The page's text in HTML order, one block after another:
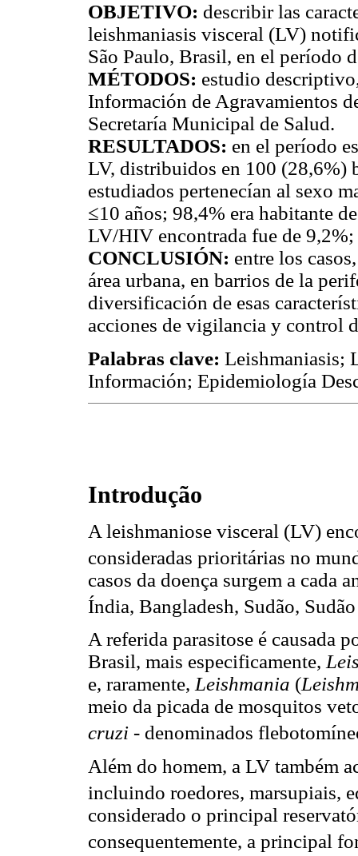
OBJETIVO: describir las
leishmaniasis visceral (LV)
São Paulo, Brasil, en el período
MÉTODOS: estudio
Información de Agravamientos
Secretaría Municipal de Salud.
RESULTADOS: en el período
LV, distribuidos en 100 (28,6%)
estudiados pertenecían al sexo
≤10 años; 98,4% era habitante
LV/HIV encontrada fue de
CONCLUSIÓN: entre los
área urbana, en barrios de la
diversificación de esas
acciones de vigilancia y control
Palabras clave: Leishmaniasis;
Información; Epidemiología
Introdução
A leishmaniose visceral (LV)
consideradas prioritárias no
casos da doença surgem a cada
Índia, Bangladesh, Sudão,
A referida parasitose é causada
Brasil, mais especificamente,
e, raramente, Leishmania (
meio da picada de mosquitos
cruzi - denominados
Além do homem, a LV também
incluindo roedores, marsupiais,
considerado o principal
consequentemente, a principal